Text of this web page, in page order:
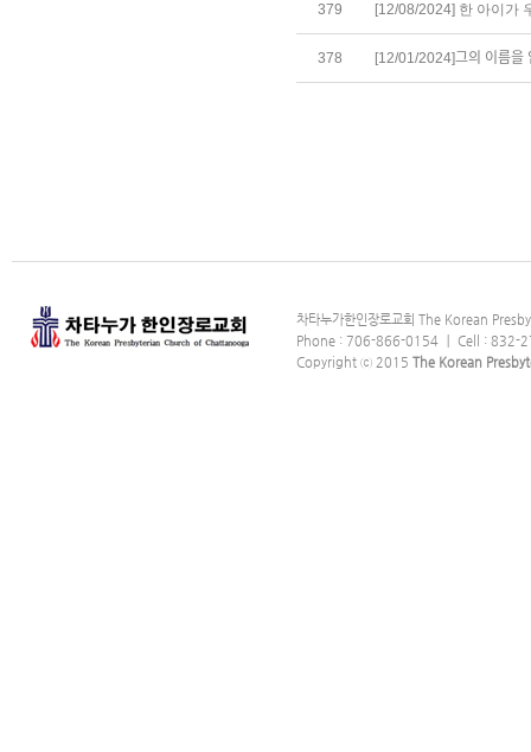
379 [12/08/2024] 한 아이가
378 [12/01/2024]그의 이름을
차타누가한인장로교회 The Korean
Phone : 706-866-0154 ｜ Cell : 832-
Copyright ⓒ 2015 The Korean